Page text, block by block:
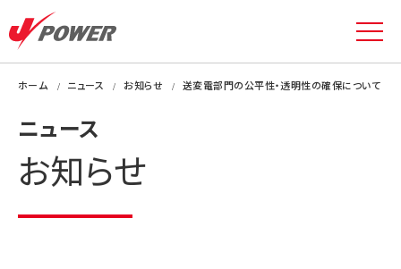
ホーム ニュース お知らせ 送変電部門の公平性・透明性の確保について
ニュース
お知らせ